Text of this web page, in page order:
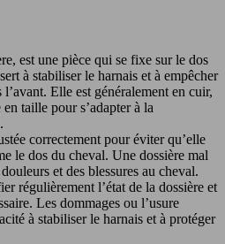
est une pièce qui se fixe sur le dos
à stabiliser le harnais et à empêcher
Elle est généralement en cuir,
taille pour s’adapter à la
correctement pour éviter qu’elle
le dos du cheval. Une dossière mal
et des blessures au cheval.
régulièrement l’état de la dossière et
Les dommages ou l’usure
à stabiliser le harnais et à protéger